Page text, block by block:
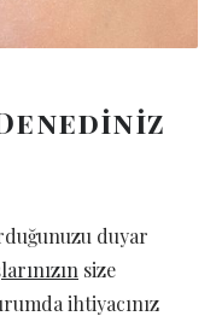
duyar
size
ihtiyacınız